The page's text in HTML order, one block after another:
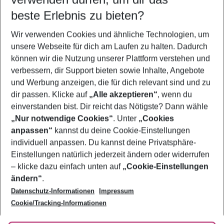
5-8 Nächte
2 Erwachsene Keine Kinder
Mehr Filter anzeigen
Footer
Footer navigation
Über uns
AGB
Bestpreisgarantie
Cookie-Einstellungen ändern
Cookie-Richtlinie
Agenturbetreuung
Barrierefreies Reisen
Folge uns
beste Erlebnis zu bieten?
Wir verwenden Cookies und ähnliche Technologien, um
unsere Webseite für dich am Laufen zu halten. Dadurch
können wir die Nutzung unserer Plattform verstehen und
verbessern, dir Support bieten sowie Inhalte, Angebote
und Werbung anzeigen, die für dich relevant sind und zu
dir passen. Klicke auf „Alle akzeptieren“, wenn du
einverstanden bist. Dir reicht das Nötigste? Dann wähle
„Nur notwendige Cookies“. Unter „Cookies
anpassen“ kannst du deine Cookie-Einstellungen
individuell anpassen. Du kannst deine Privatsphäre-
Einstellungen natürlich jederzeit ändern oder widerrufen
– klicke dazu einfach unten auf „Cookie-Einstellungen
ändern“.
Datenschutz-Informationen
Impressum
Cookie/Tracking-Informationen